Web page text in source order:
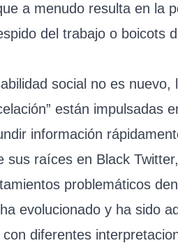
a menudo resulta en la
del trabajo o boicots
social no es nuevo,
están impulsadas
información
raíces en Black
problemáticos
evolucionado y ha sido
diferentes